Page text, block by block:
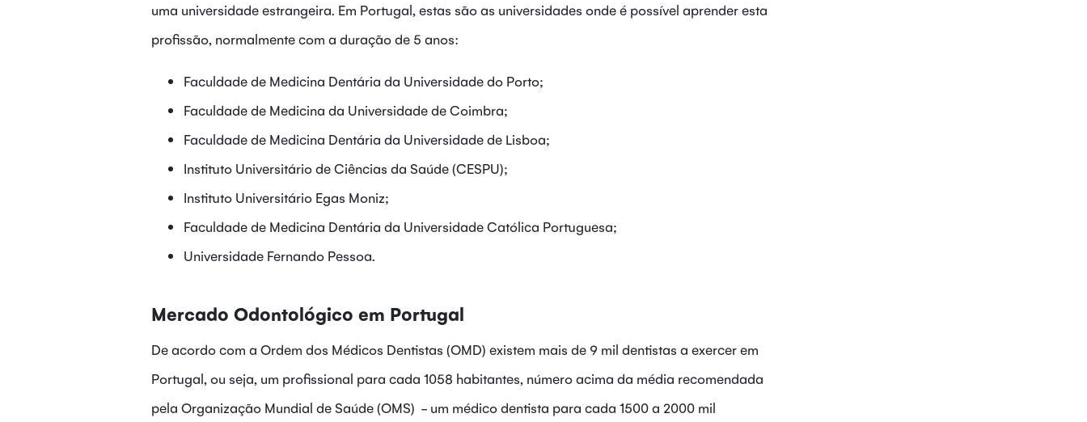
uma universidade estrangeira. Em Portugal, estas são as universidades onde é possível aprender esta
profissão, normalmente com a duração de 5 anos:
Faculdade de Medicina Dentária da Universidade do Porto;
Faculdade de Medicina da Universidade de Coimbra;
Faculdade de Medicina Dentária da Universidade de Lisboa;
Instituto Universitário de Ciências da Saúde (CESPU);
Instituto Universitário Egas Moniz;
Faculdade de Medicina Dentária da Universidade Católica Portuguesa;
Universidade Fernando Pessoa.
Mercado Odontológico em Portugal
De acordo com a Ordem dos Médicos Dentistas (OMD) existem mais de 9 mil dentistas a exercer em
Portugal, ou seja, um profissional para cada 1058 habitantes, número acima da média recomendada
pela Organização Mundial de Saúde (OMS) - um médico dentista para cada 1500 a 2000 mil